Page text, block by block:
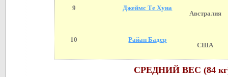
9 Джеймс Те Хуна
Австралия
10 Райан Бадер
США
СРЕДНИЙ ВЕС (84